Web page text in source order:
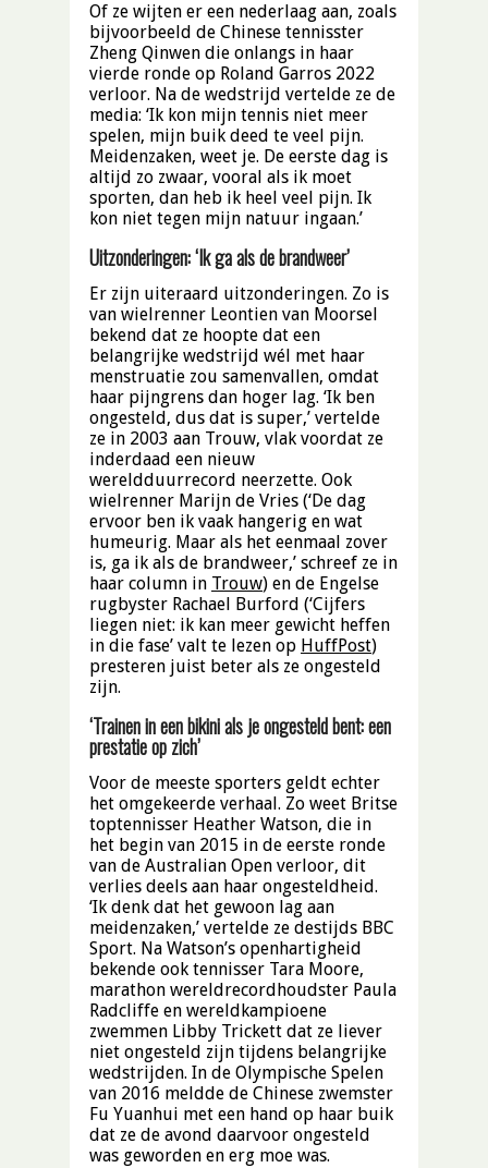
Of ze wijten er een nederlaag aan, zoals
bijvoorbeeld de Chinese tennisster
Zheng Qinwen die onlangs in haar
vierde ronde op Roland Garros 2022
verloor. Na de wedstrijd vertelde ze de
media: ‘Ik kon mijn tennis niet meer
spelen, mijn buik deed te veel pijn.
Meidenzaken, weet je. De eerste dag is
altijd zo zwaar, vooral als ik moet
sporten, dan heb ik heel veel pijn. Ik
kon niet tegen mijn natuur ingaan.’
Uitzonderingen: ‘Ik ga als de brandweer’
Er zijn uiteraard uitzonderingen. Zo is
van wielrenner Leontien van Moorsel
bekend dat ze hoopte dat een
belangrijke wedstrijd wél met haar
menstruatie zou samenvallen, omdat
haar pijngrens dan hoger lag. ‘Ik ben
ongesteld, dus dat is super,’ vertelde
ze in 2003 aan Trouw, vlak voordat ze
inderdaad een nieuw
wereldduurrecord neerzette. Ook
wielrenner Marijn de Vries (‘De dag
ervoor ben ik vaak hangerig en wat
humeurig. Maar als het eenmaal zover
is, ga ik als de brandweer,’ schreef ze in
haar column in Trouw) en de Engelse
rugbyster Rachael Burford (‘Cijfers
liegen niet: ik kan meer gewicht heffen
in die fase’ valt te lezen op HuffPost)
presteren juist beter als ze ongesteld
zijn.
‘Trainen in een bikini als je ongesteld bent: een
prestatie op zich’
Voor de meeste sporters geldt echter
het omgekeerde verhaal. Zo weet Britse
toptennisser Heather Watson, die in
het begin van 2015 in de eerste ronde
van de Australian Open verloor, dit
verlies deels aan haar ongesteldheid.
‘Ik denk dat het gewoon lag aan
meidenzaken,’ vertelde ze destijds BBC
Sport. Na Watson’s openhartigheid
bekende ook tennisser Tara Moore,
marathon wereldrecordhoudster Paula
Radcliffe en wereldkampioene
zwemmen Libby Trickett dat ze liever
niet ongesteld zijn tijdens belangrijke
wedstrijden. In de Olympische Spelen
van 2016 meldde de Chinese zwemster
Fu Yuanhui met een hand op haar buik
dat ze de avond daarvoor ongesteld
was geworden en erg moe was.